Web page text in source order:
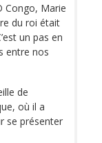
Congo, Marie
du roi était
un pas en
entre nos
de
où il a
se présenter